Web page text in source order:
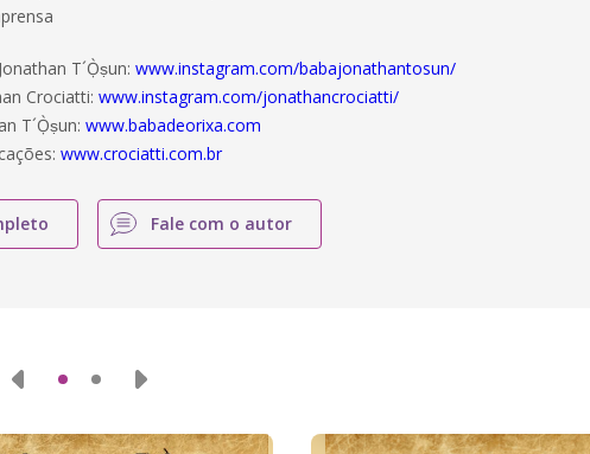
T´Ọ̀ṣun:www.instagram.com/babajonathantosun/
Crociatti:www.instagram.com/jonathancrociatti/
T´Ọ̀ṣun:www.babadeorixa.com
www.crociatti.com.br
Fale com o autor